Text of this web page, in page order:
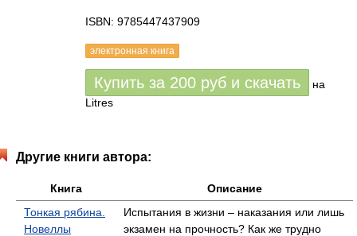
ISBN: 9785447437909
электронная книга
Купить за 200 руб и скачать
на
Litres
Другие книги автора:
Книга
Описание
Тонкая рябина.
Новеллы
Испытания в жизни – наказания или лишь
экзамен на прочность? Как же трудно